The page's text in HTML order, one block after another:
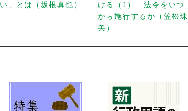
い」とは（坂根真也）
ける（1）—法令をいつ
から施行するか（笠松珠
美）